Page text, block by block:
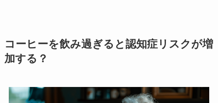
コーヒーを飲み過ぎると認知症リスクが増
加する？